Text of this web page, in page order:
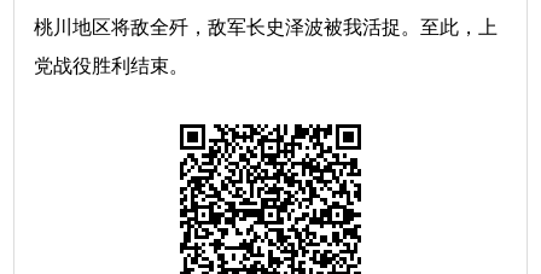
桃川地区将敌全歼，敌军长史泽波被我活捉。至此，上
党战役胜利结束。